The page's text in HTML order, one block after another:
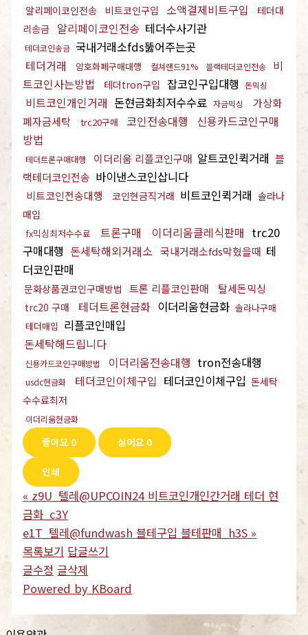
알리페이코인전송 비트코인구입 소액결제비트구입
테더대
리송금 알리페이코인전송 테더수사기관
테더코인송금 국내거래소fds뚫어주는곳
테더거래
암호화폐구매대행 컬쳐랜드91% 블랙테더코인전송
비
트코인사는방법
테더tron구입 잡코인구입대행 돈믹싱
비트코인개인거래 돈현금화최저수수료 자금믹싱
가상화
폐자금세탁
trc20구매 코인전송대행
신용카드코인구매
방법
테더트론구매대행 이더리움 리플코인구매 알트코인퀵거래 블
랙테더코인전송 바이낸스코인삽니다
비트코인전송대행 코인현금직거래 비트코인퀵거래 솔라나
매입
fx믹싱최저수수료 트론구매 이더리움클레식판매 trc20
구매대행 돈세탁해외거래소 국내거래소fds막혔을때 테
더코인판매
문화상품권코인구매방법 트론 리플코인판매 탈세돈믹싱
trc20 구매 테더트론현금화 이더리움현금화 솔라나구매
테더매입 리플코인매입
돈세탁해드립니다
신용카드코인구매방법 이더리움전송대행 tron전송대행
usdc현금화 테더코인이체구입 테더코인이체구입 돈세탁
수수료최저
이더리움현금화
좋아요 0 싫어요 0
인쇄
« z9U_텔레@UPCOIN24 비트코인개인간거래 테더 현
금화_c3Y
e1T_텔레@fundwash 블테구입 블테판매_h3S »
목록보기 답글쓰기
글수정 글삭제
Powered by KBoard